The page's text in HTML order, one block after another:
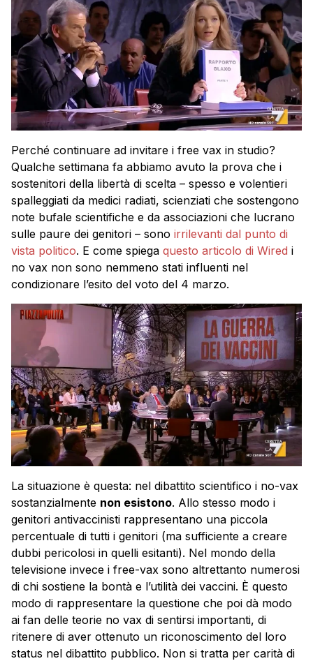
Perché continuare ad invitare i free vax in studio?
Qualche settimana fa abbiamo avuto la prova che i
sostenitori della libertà di scelta – spesso e volentieri
spalleggiati da medici radiati, scienziati che sostengono
note bufale scientifiche e da associazioni che lucrano
sulle paure dei genitori – sono irrilevanti dal punto di
vista politico. E come spiega questo articolo di Wired i
no vax non sono nemmeno stati influenti nel
condizionare l’esito del voto del 4 marzo.
La situazione è questa: nel dibattito scientifico i no-vax
sostanzialmente non esistono. Allo stesso modo i
genitori antivaccinisti rappresentano una piccola
percentuale di tutti i genitori (ma sufficiente a creare
dubbi pericolosi in quelli esitanti). Nel mondo della
televisione invece i free-vax sono altrettanto numerosi
di chi sostiene la bontà e l’utilità dei vaccini. È questo
modo di rappresentare la questione che poi dà modo
ai fan delle teorie no vax di sentirsi importanti, di
ritenere di aver ottenuto un riconoscimento del loro
status nel dibattito pubblico. Non si tratta per carità di